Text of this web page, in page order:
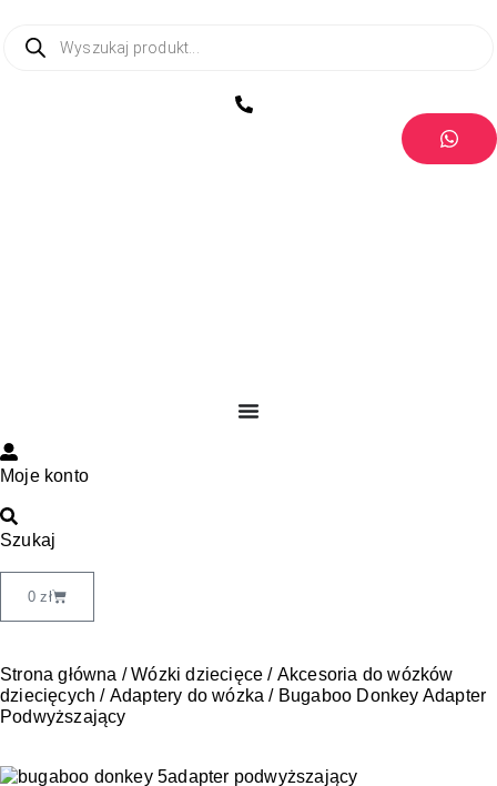
Moje konto
Szukaj
0zł
Strona główna /Wózki dziecięce / Akcesoria do wózków
dziecięcych / Adaptery do wózka / Bugaboo Donkey Adapter
Podwyższający